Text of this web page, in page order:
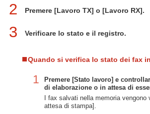
2 Premere [Lavoro TX] o [Lavoro RX].
3 Verificare lo stato e il registro.
Quando si verifica lo stato dei fax
1
Premere [Stato lavoro] e
di elaborazione o in attesa di
I fax salvati nella memoria
attesa di stampa].